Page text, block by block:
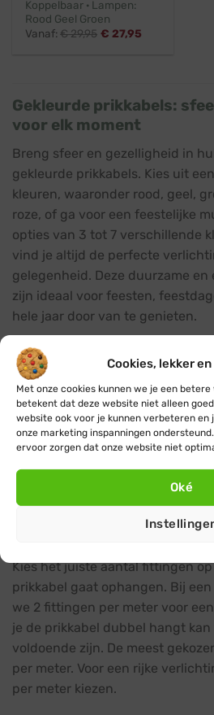
Cookies, lekker
Met onze cookies kunnen we je een
betekent dat deze website niet alleen
website ook voor je kunnen verbeteren en
onze marketing inspanningen
ervoor zorgen dat onze website niet
Oké
Koppelbaar · Lampen:
Rood Geel Groen
Vanaf:€29,95 € 27,95
Gekleurde prikkabels:
voor elk moment
Breng sfeer en gezelligheid in
gekleurde prikkabels. Kies uit
kleuren, waaronder rood, geel,
roze, of ga voor een feestelijke
opties van 3 tot 7 verschillende
vind je altijd de perfecte
gelegenheid. Deze duurzame
zijn ideaal voor feesten,
hele jaar door van te genieten.
Lengtes en aantallen
De gekleurde prikkabels zijn
5 en 10 meter, met
(5m) en 10, 20 of 30 lampjes
een onderlinge afstand van
eenvoudig met elkaar verbinden
oppervlaktes te verlichten.
Kies het juiste aantal fittingen
prikkabel gaat ophangen. Bij
we 2 fittingen per meter voor
je de prikkabel dubbel hangt
voldoende zijn. De meest
per meter. Voor een rijke
per meter kiezen.